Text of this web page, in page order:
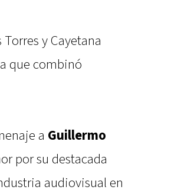
y Cayetana
que combinó
a Guillermo
por su destacada
audiovisual en